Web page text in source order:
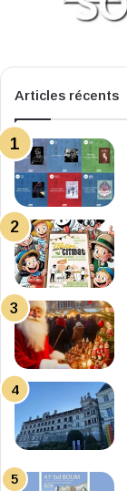
Articles récents